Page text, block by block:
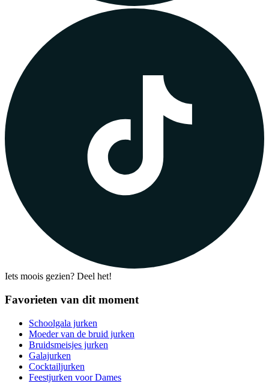
Iets moois gezien? Deel het!
Favorieten van dit moment
Schoolgala jurken
Moeder van de bruid jurken
Bruidsmeisjes jurken
Galajurken
Cocktailjurken
Feestjurken voor Dames